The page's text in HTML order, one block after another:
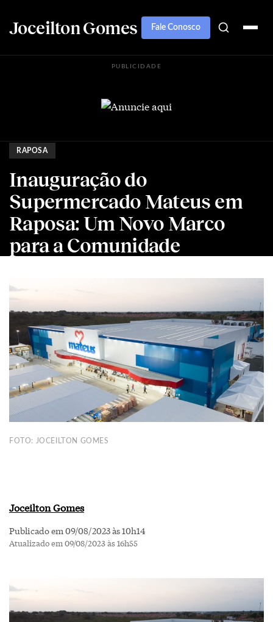
Joceilton Gomes Fale Conosco
PUBLICIDADE
RAPOSA
Inauguração do
Supermercado Mateus em
Raposa: Um Novo Marco
para a Comunidade
FOTO: JOCEILTON GOMES
Joceilton Gomes
Publicado em 09/08/2023 às 10h14
Atualizado em 09/08/2023 às 16h55